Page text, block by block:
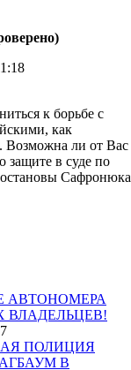
к борьбе с
как
ли от Вас
защите в суде по
Сафронюка
АВТОНОМЕРА
ВЛАДЕЛЬЦЕВ!
ПОЛИЦИЯ
В